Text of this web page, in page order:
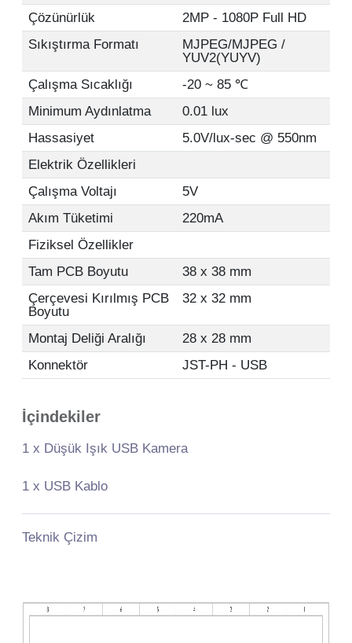
Çözünürlük
2MP - 1080P Full HD
Sıkıştırma Formatı
MJPEG/MJPEG /
YUV2(YUYV)
Çalışma Sıcaklığı
-20 ~ 85 ℃
Minimum Aydınlatma
0.01 lux
Hassasiyet
5.0V/lux-sec @ 550nm
Elektrik Özellikleri
Çalışma Voltajı
5V
Akım Tüketimi
220mA
Fiziksel Özellikler
Tam PCB Boyutu
38 x 38 mm
Çerçevesi Kırılmış PCB
Boyutu
32 x 32 mm
Montaj Deliği Aralığı
28 x 28 mm
Konnektör
JST-PH - USB
İçindekiler
1 x Düşük Işık USB Kamera
1 x USB Kablo
Teknik Çizim